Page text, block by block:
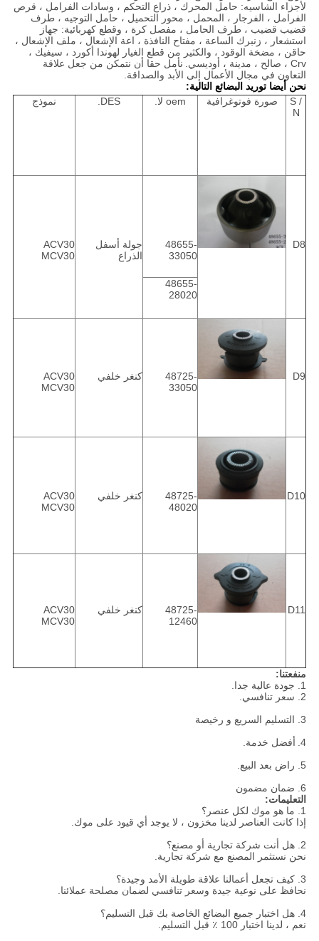
لأجزاء الشاسيه: حامل المحرك ، ذراع التحكم ، وسادات الفرامل ، قرص
الفرامل ، الفرجار ، المحمل ، محور التحميل ، حامل التوجيه ، طرف
قضيب قضيب ، طرف الحامل ، مفصل كرة ، وقطع كهربائية: جهاز
استشعار ، زنبرك الساعة ، مفتاح النافذة ، اعة الإشعال ، ملف الإشعال ،
حاقن ، مضخة الوقود ، والكثير من قطع الغيار لهوندا أكورد ، سيفيك ،
Crv ، صالح ، مدينة ، أوديسي.
نأمل حقا أن نتمكن من جعل علاقة
التعاون في مجال الأعمال إلى الأبد والصداقة.
نحن أيضا توريد البضائع التالية:
S /
N
صورة فوتوغرافية oem لا. DES. نموذج
D8
48655-
33050
جولة أسفل
الذراع
ACV30
MCV30
48655-
28020
D9
48725-
33050
كنغر خلفي
ACV30
MCV30
D10
48725-
48020
كنغر خلفي
ACV30
MCV30
D11
48725-
12460
كنغر خلفي
ACV30
MCV30
منفعتنا:
1. جودة عالية جدا.
2. سعر تنافسي.
3. التسليم السريع و رخيصة
4. أفضل خدمة.
5. راض بعد البيع.
6. ضمان مضمون
التعليمات:
1. ما هو موك لكل عنصر؟
إذا كانت العناصر لدينا مخزون ، لا يوجد أي قيود على موك.
2. هل أنت شركة تجارية أو مصنع؟
نحن نستثمر المصنع مع شركة تجارية.
3. كيف تجعل أعمالنا علاقة طويلة الأمد وجيدة؟
نحافظ على نوعية جيدة وسعر تنافسي لضمان مصلحة عملائنا.
4. هل اختبار جميع البضائع الخاصة بك قبل التسليم؟
نعم ، لدينا اختبار 100 ٪ قبل التسليم.